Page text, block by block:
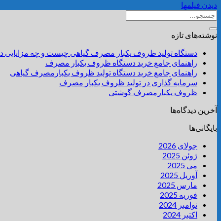
دیدن فیلمها
نوشته‌های تازه
دستگاه تولید ظروف یکبار مصرف گیاهی چیست و چه مزایایی
راهنمای جامع خرید دستگاه ظروف یکبار مصرف
راهنمای جامع خرید دستگاه تولید ظروف یکبارمصرف گیاهی
سرمایه گذاری در تولید ظروف یکبار مصرف
ظروف یکبارمصرف گوشتی
آخرین دیدگاه‌ها
بایگانی‌ها
جولای 2026
ژوئن 2025
می 2025
آوریل 2025
مارس 2025
فوریه 2025
نوامبر 2024
اکتبر 2024